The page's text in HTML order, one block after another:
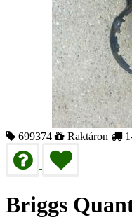
699374 Raktáron
Briggs